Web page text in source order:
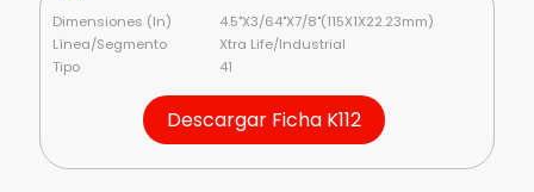
Dimensiones (In)
4.5"X3/64"X7/8"(115X1X22.23mm)
Línea/Segmento
Xtra Life/Industrial
Tipo
41
Descargar Ficha K112